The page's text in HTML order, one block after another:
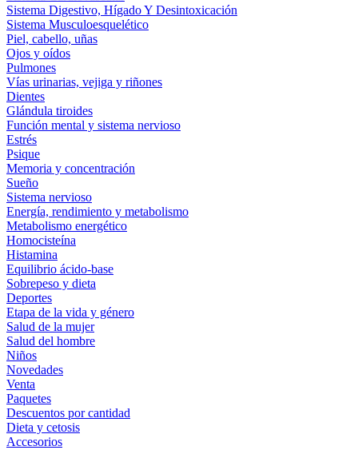
Sistema Digestivo, Hígado Y Desintoxicación
Sistema Musculoesquelético
Piel, cabello, uñas
Ojos y oídos
Pulmones
Vías urinarias, vejiga y riñones
Dientes
Glándula tiroides
Función mental y sistema nervioso
Estrés
Psique
Memoria y concentración
Sueño
Sistema nervioso
Energía, rendimiento y metabolismo
Metabolismo energético
Homocisteína
Histamina
Equilibrio ácido-base
Sobrepeso y dieta
Deportes
Etapa de la vida y género
Salud de la mujer
Salud del hombre
Niños
Novedades
Venta
Paquetes
Descuentos por cantidad
Dieta y cetosis
Accesorios